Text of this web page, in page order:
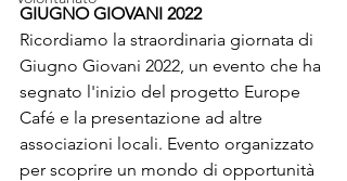
GIUGNO GIOVANI 2022
Ricordiamo la straordinaria giornata di
Giugno Giovani 2022, un evento che ha
segnato l'inizio del progetto Europe
Café e la presentazione ad altre
associazioni locali. Evento organizzato
per scoprire un mondo di opportunità